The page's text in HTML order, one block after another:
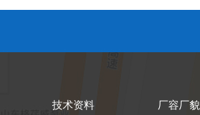
技术资料 厂容厂貌